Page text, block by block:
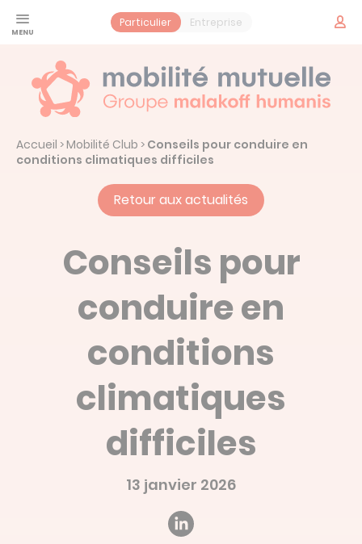
Particulier Entreprise
Prendre un rendez-vous
Linked’in
Santé
Jeune
Prévoyance
Contrat obsèques
Services
Vos services santé
Mobilité Mutuelle
Accueil >Mobilité Club > Conseils pour conduire en
conditions climatiques difficiles
Retour aux actualités
Conseils pour
conduire en
conditions
climatiques
difficiles
13 janvier 2026
Panneau de gestion des cookies